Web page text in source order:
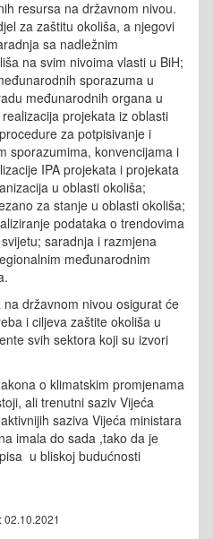
resursa na državnom nivou.
za zaštitu okoliša, a njegovi
sa nadležnim
na svim nivoima vlasti u BiH;
sporazuma u
međunarodnih organa u
projekata iz oblasti
za potpisivanje i
sporazumima, konvencijama i
IPA projekata i projekata
u oblasti okoliša;
za stanje u oblasti okoliša;
podataka o trendovima
saradnja i razmjena
međunarodnim
državnom nivou osigurat će
i ciljeva zaštite okoliša u
svih sektora koji su izvori
o klimatskim promjenama
ali trenutni saziv Vijeća
saziva Vijeća ministara
imala do sada ,tako da je
u bliskoj budućnosti
02.10.2021